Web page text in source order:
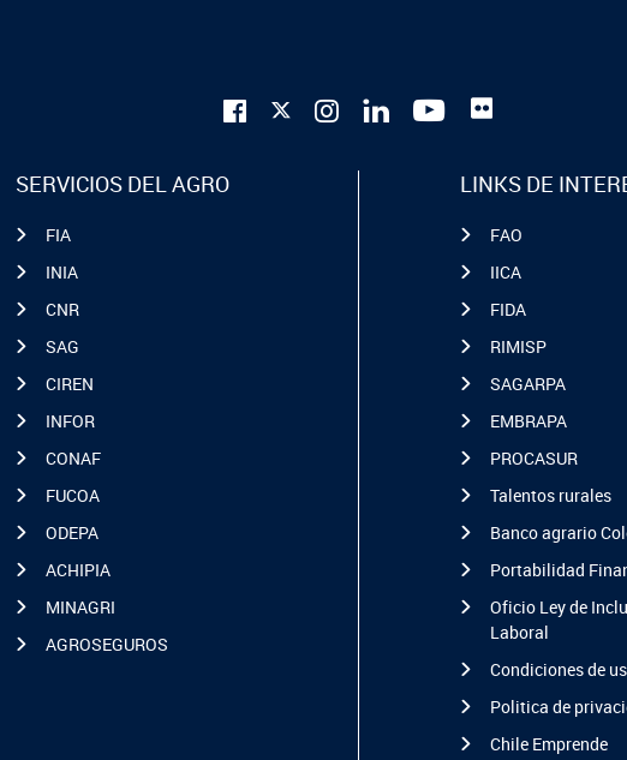
SERVICIOS DEL AGRO
FIA
INIA
CNR
SAG
CIREN
INFOR
CONAF
FUCOA
ODEPA
ACHIPIA
MINAGRI
AGROSEGUROS
LINKS DE
FAO
IICA
FIDA
RIMISP
SAGARPA
EMBRAPA
PROCASUR
Talentos rurales
Banco agrario
Portabilidad
Oficio Ley de
Laboral
Condiciones de
Politica de
Chile Emprende